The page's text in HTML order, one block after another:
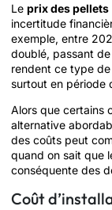
Le prix des pellets
incertitude
exemple, entre
doublé, passant
rendent ce type de
surtout en période
Alors que certains
alternative
des coûts peut
quand on sait que
conséquente des
Coût